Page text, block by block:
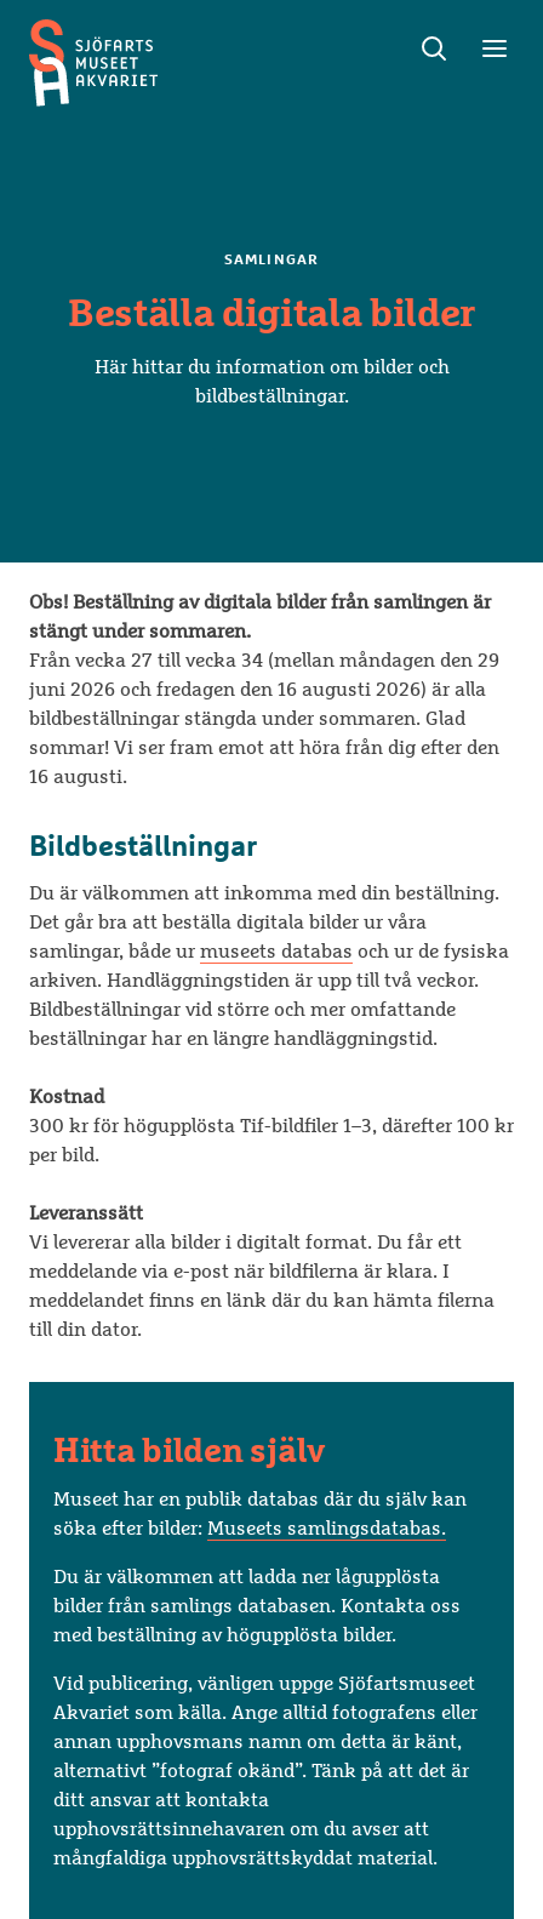
Sjöfartsmuseet
Toggle
SAMLINGAR
Beställa digitala bilder
Här hittar du information om bilder och
bildbeställningar.
Obs! Beställning av digitala bilder från samlingen är
stängt under sommaren.
Från vecka 27 till vecka 34 (mellan måndagen den 29
juni 2026 och fredagen den 16 augusti 2026) är alla
bildbeställningar stängda under sommaren. Glad
sommar! Vi ser fram emot att höra från dig efter den
16 augusti.
Bildbeställningar
Du är välkommen att inkomma med din beställning.
Det går bra att beställa digitala bilder ur våra
samlingar, både ur museets databas och ur de fysiska
arkiven. Handläggningstiden är upp till två veckor.
Bildbeställningar vid större och mer omfattande
beställningar har en längre handläggningstid.
Kostnad
300 kr för högupplösta Tif-bildfiler 1–3, därefter 100 kr
per bild.
Leveranssätt
Vi levererar alla bilder i digitalt format. Du får ett
meddelande via e-post när bildfilerna är klara. I
meddelandet finns en länk där du kan hämta filerna
till din dator.
Hitta bilden själv
Museet har en publik databas där du själv kan
söka efter bilder: Museets samlingsdatabas.
Du är välkommen att ladda ner lågupplösta
bilder från samlings databasen. Kontakta oss
med beställning av högupplösta bilder.
Vid publicering, vänligen uppge Sjöfartsmuseet
Akvariet som källa. Ange alltid fotografens eller
annan upphovsmans namn om detta är känt,
alternativt ”fotograf okänd”. Tänk på att det är
ditt ansvar att kontakta
upphovsrättsinnehavaren om du avser att
mångfaldiga upphovsrättskyddat material.